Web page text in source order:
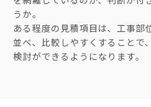
うか。
ある程度の見積項目は、工事部
並べ、比較しやすくすることで
検討ができるようになります。